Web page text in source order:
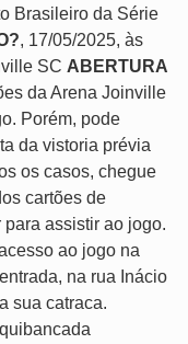
Brasileiro da Série
, 17/05/2025, às
SC ABERTURA
da Arena Joinville
Porém, pode
da vistoria prévia
os casos, chegue
cartões de
assistir ao jogo.
ao jogo na
na rua Inácio
sua catraca.